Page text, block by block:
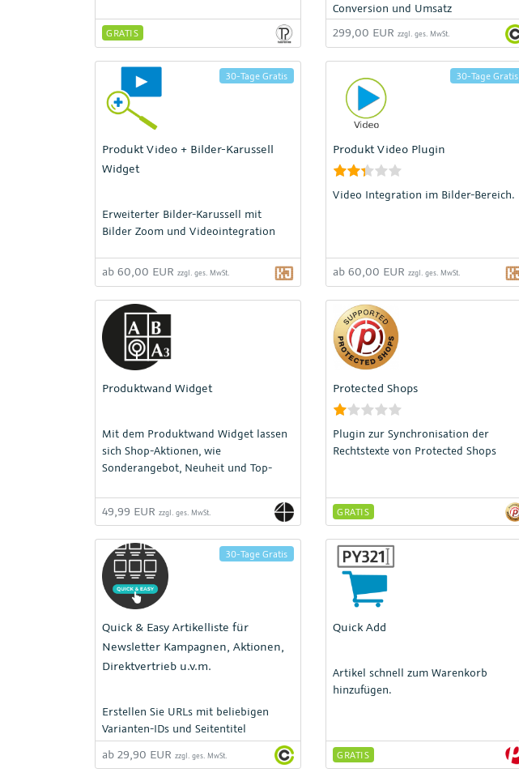
GRATIS
Conversion und Umsatz
299,00 EUR zzgl. ges. MwSt.
30-Tage Gratis
Produkt Video + Bilder-Karussell
Widget
Erweiterter Bilder-Karussell mit
Bilder Zoom und Videointegration
ab 60,00 EUR zzgl. ges. MwSt.
30-Tage Gratis
Produkt Video Plugin
Video Integration im Bilder-Bereich.
ab 60,00 EUR zzgl. ges. MwSt.
Produktwand Widget
Mit dem Produktwand Widget lassen
sich Shop-Aktionen, wie
Sonderangebot, Neuheit und Top-
49,99 EUR zzgl. ges. MwSt.
Protected Shops
Plugin zur Synchronisation der
Rechtstexte von Protected Shops
GRATIS
30-Tage Gratis
Quick & Easy Artikelliste für
Newsletter Kampagnen, Aktionen,
Direktvertrieb u.v.m.
Erstellen Sie URLs mit beliebigen
Varianten-IDs und Seitentitel
ab 29,90 EUR zzgl. ges. MwSt.
Quick Add
Artikel schnell zum Warenkorb
hinzufügen.
GRATIS